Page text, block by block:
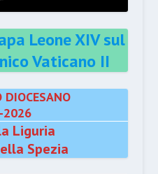
Leone XIV sul
Vaticano II
DIOCESANO
2026
Liguria
Spezia